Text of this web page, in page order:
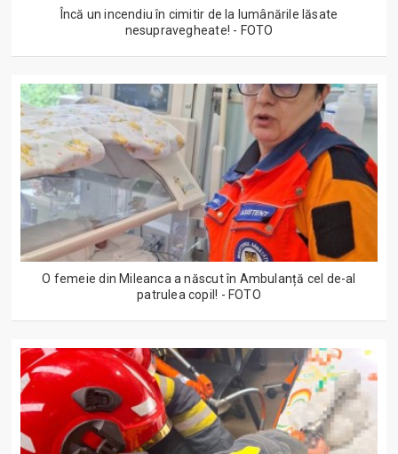
Încă un incendiu în cimitir de la lumânările lăsate
nesupravegheate! - FOTO
O femeie din Mileanca a născut în Ambulanță cel de-al
patrulea copil! - FOTO